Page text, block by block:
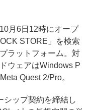
月6日12時にオープ
STORE」を検索
ラットフォーム。対
ウェアはWindows P
Quest 2/Pro。
シップ契約を締結し